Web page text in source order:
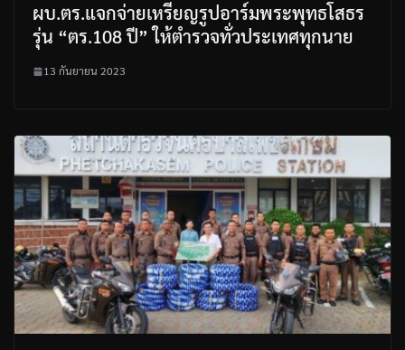
ผบ.ตร.แจกจ่ายเหรียญรูปอาร์มพระพุทธโสธร
รุ่น “ตร.108 ปี” ให้ตำรวจทั่วประเทศทุกนาย
13 กันยายน 2023